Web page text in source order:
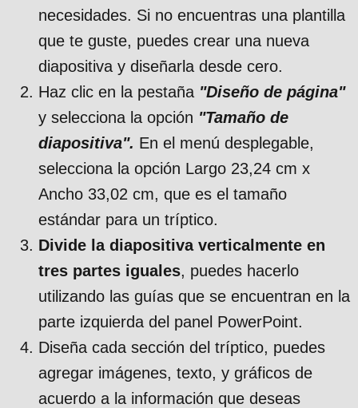
necesidades. Si no encuentras una plantilla
que te guste, puedes crear una nueva
diapositiva y diseñarla desde cero.
Haz clic en la pestaña "Diseño de página"
y selecciona la opción "Tamaño de
diapositiva". En el menú desplegable,
selecciona la opción Largo 23,24 cm x
Ancho 33,02 cm, que es el tamaño
estándar para un tríptico.
Divide la diapositiva verticalmente en
tres partes iguales, puedes hacerlo
utilizando las guías que se encuentran en la
parte izquierda del panel PowerPoint.
Diseña cada sección del tríptico, puedes
agregar imágenes, texto, y gráficos de
acuerdo a la información que deseas